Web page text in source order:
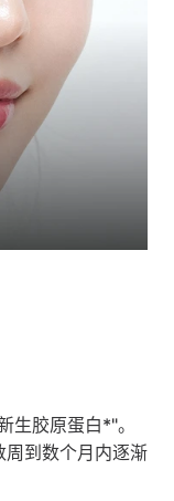
生胶原蛋白*"。
周到数个月内逐渐